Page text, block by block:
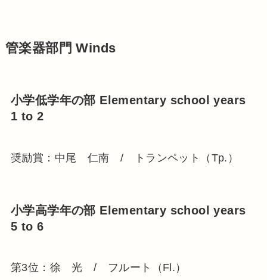
管楽器部門 Winds
小学低学年の部 Elementary school years
1 to 2
奨励賞：中尾 仁南 / トランペット（Tp.）
小学高学年の部 Elementary school years
5 to 6
第3位：徐 光 / フルート（Fl.）